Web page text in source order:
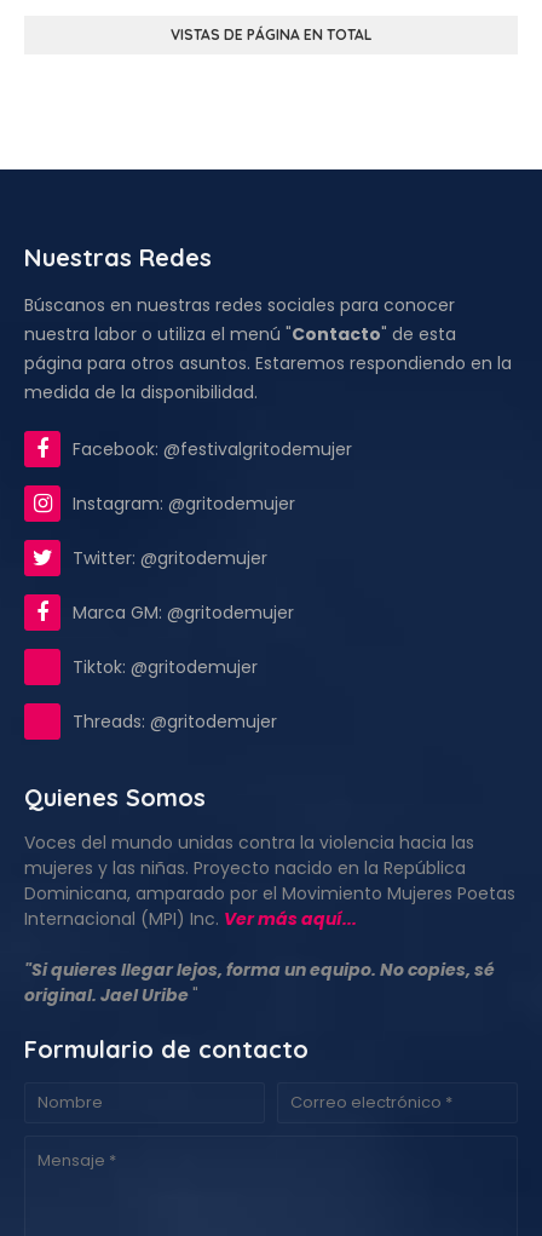
VISTAS DE PÁGINA EN TOTAL
Nuestras Redes
Búscanos en nuestras redes sociales para conocer
nuestra labor o utiliza el menú "Contacto" de esta
página para otros asuntos. Estaremos respondiendo en la
medida de la disponibilidad.
Facebook: @festivalgritodemujer
Instagram: @gritodemujer
Twitter: @gritodemujer
Marca GM: @gritodemujer
Tiktok: @gritodemujer
Threads: @gritodemujer
Quienes Somos
Voces del mundo unidas contra la violencia hacia las
mujeres y las niñas. Proyecto nacido en la República
Dominicana, amparado por el Movimiento Mujeres Poetas
Internacional (MPI) Inc. Ver más aquí...
"Si quieres llegar lejos, forma un equipo. No copies, sé
original. Jael Uribe"
Formulario de contacto